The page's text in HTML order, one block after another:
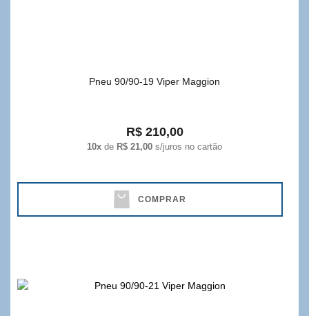
Pneu 90/90-19 Viper Maggion
R$ 210,00
10x de R$ 21,00 s/juros no cartão
COMPRAR